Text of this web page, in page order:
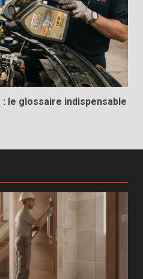
: le glossaire indispensable